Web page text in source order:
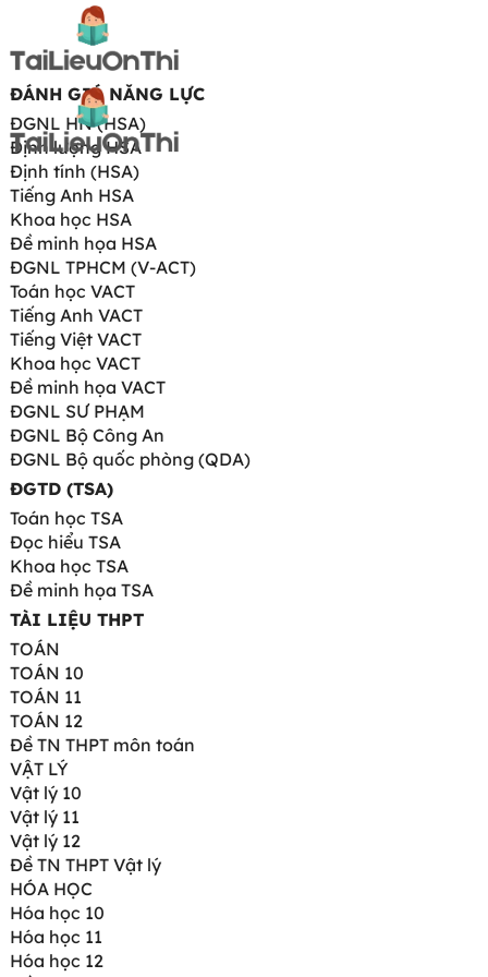
ĐÁNH GIÁ NĂNG LỰC
ĐGNL HN (HSA)
Định lượng HSA
Định tính (HSA)
Tiếng Anh HSA
Khoa học HSA
Đề minh họa HSA
ĐGNL TPHCM (V-ACT)
Toán học VACT
Tiếng Anh VACT
Tiếng Việt VACT
Khoa học VACT
Đề minh họa VACT
ĐGNL SƯ PHẠM
ĐGNL Bộ Công An
ĐGNL Bộ quốc phòng (QDA)
ĐGTD (TSA)
Toán học TSA
Đọc hiểu TSA
Khoa học TSA
Đề minh họa TSA
TÀI LIỆU THPT
TOÁN
TOÁN 10
TOÁN 11
TOÁN 12
Đề TN THPT môn toán
VẬT LÝ
Vật lý 10
Vật lý 11
Vật lý 12
Đề TN THPT Vật lý
HÓA HỌC
Hóa học 10
Hóa học 11
Hóa học 12